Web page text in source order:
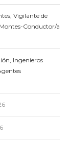
Vigilante de
Conductor/a
Ingenieros